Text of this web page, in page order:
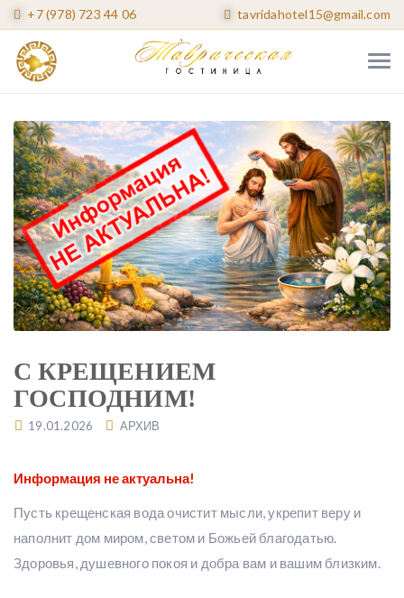
+7 (978) 723 44 06 tavridahotel15@gmail.com
С КРЕЩЕНИЕМ
ГОСПОДНИМ!
19.01.2026 АРХИВ
Пусть крещенская вода очистит мысли, укрепит веру и
наполнит дом миром, светом и Божьей благодатью.
Здоровья, душевного покоя и добра вам и вашим близким.